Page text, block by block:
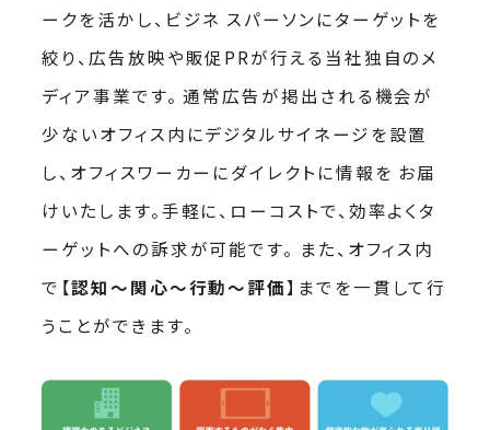
ークを活かし、ビジネ スパーソンにターゲットを
絞り、広告放映や販促PRが行える当社独自のメ
ディア事業です。 通常広告が掲出される機会が
少ないオフィス内にデジタルサイネージを設置
し、オフィスワーカーにダイレクトに情報を お届
けいたします。手軽に、ローコストで、効率よくタ
ーゲットへの訴求が可能です。 また、オフィス内
で【認知〜関心〜行動〜評価】までを一貫して行
うことができます。